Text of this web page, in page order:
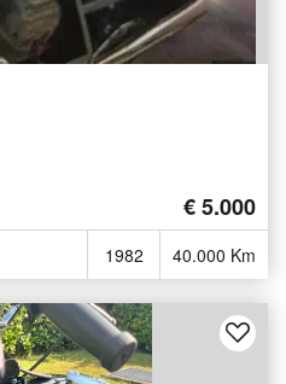
€ 5.000
1982 40.000 Km